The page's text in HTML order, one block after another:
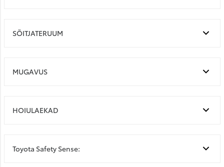
SÕITJATERUUM
MUGAVUS
HOIULAEKAD
Toyota Safety Sense: